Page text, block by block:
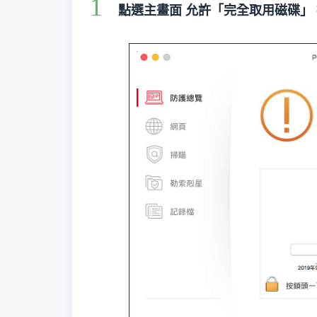
點選主畫面 允許「完全取用磁碟」